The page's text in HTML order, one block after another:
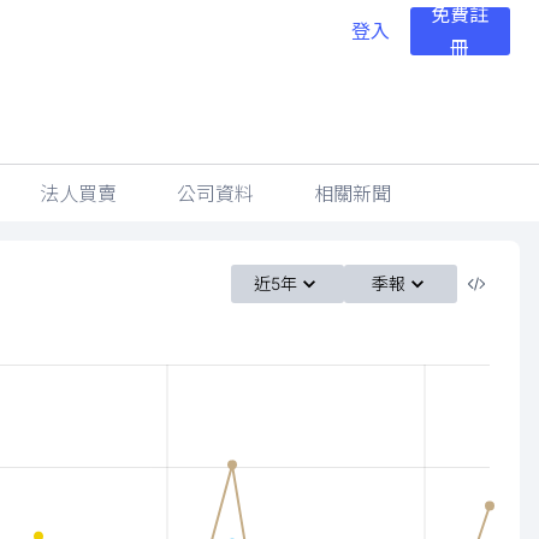
登入
免費註
冊
法人買賣 公司資料 相關新聞
近5年 季報